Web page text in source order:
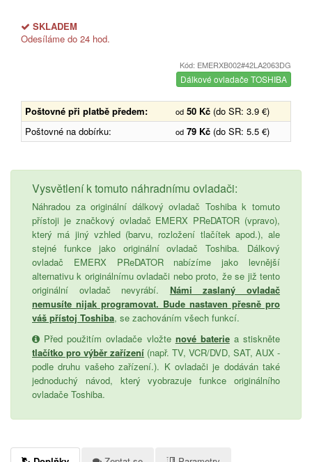
SKLADEM
Odesíláme do 24 hod.
Kód: EMERXB002#42LA2063DG
Dálkové ovladače TOSHIBA
Poštovné při platbě předem: od 50 Kč (do SR: 3.9 €)
Poštovné na dobírku:
od 79 Kč (do SR: 5.5 €)
Vysvětlení k tomuto náhradnímu ovladači:
Náhradou za originální dálkový ovladač Toshiba k tomuto
přístoji je značkový ovladač EMERX PReDATOR (vpravo),
který má jiný vzhled (barvu, rozložení tlačítek apod.), ale
stejné funkce jako originální ovladač Toshiba. Dálkový
ovladač EMERX PReDATOR nabízíme jako levnější
alternativu k originálnímu ovladači nebo proto, že se již tento
originální ovladač nevyrábí. Námi zaslaný ovladač
nemusíte nijak programovat. Bude nastaven přesně pro
váš přístoj Toshiba, se zachováním všech funkcí.
Před použitím ovladače vložte nové bateriea stiskněte
tlačítko pro výběr zařízení (např. TV, VCR/DVD, SAT, AUX -
podle druhu vašeho zařízení.). K ovladači je dodáván také
jednoduchý návod, který vyobrazuje funkce originálního
ovladače Toshiba.